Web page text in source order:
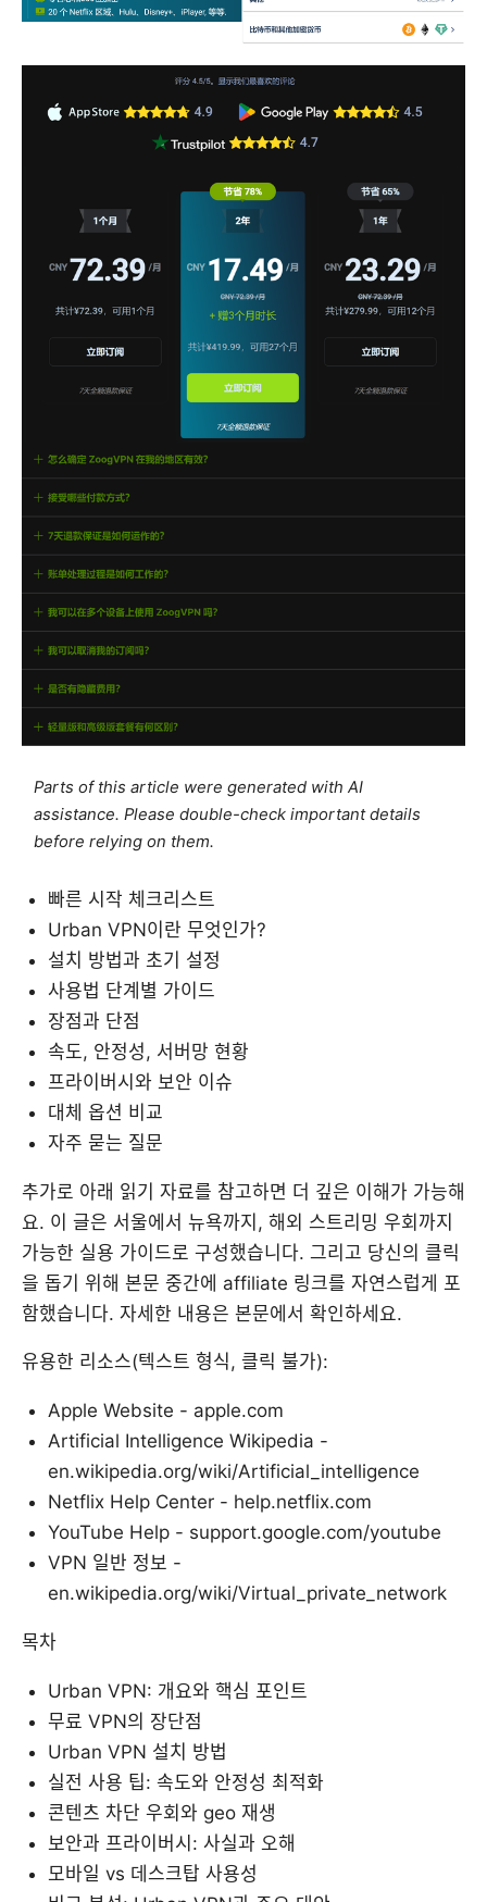
Parts of this article were generated with AI
assistance. Please double-check important details
before relying on them.
빠른 시작 체크리스트
Urban VPN이란 무엇인가?
설치 방법과 초기 설정
사용법 단계별 가이드
장점과 단점
속도, 안정성, 서버망 현황
프라이버시와 보안 이슈
대체 옵션 비교
자주 묻는 질문
추가로 아래 읽기 자료를 참고하면 더 깊은 이해가 가능해
요. 이 글은 서울에서 뉴욕까지, 해외 스트리밍 우회까지
가능한 실용 가이드로 구성했습니다. 그리고 당신의 클릭
을 돕기 위해 본문 중간에 affiliate 링크를 자연스럽게 포
함했습니다. 자세한 내용은 본문에서 확인하세요.
유용한 리소스(텍스트 형식, 클릭 불가):
Apple Website - apple.com
Artificial Intelligence Wikipedia -
en.wikipedia.org/wiki/Artificial_intelligence
Netflix Help Center - help.netflix.com
YouTube Help - support.google.com/youtube
VPN 일반 정보 -
en.wikipedia.org/wiki/Virtual_private_network
목차
Urban VPN: 개요와 핵심 포인트
무료 VPN의 장단점
Urban VPN 설치 방법
실전 사용 팁: 속도와 안정성 최적화
콘텐츠 차단 우회와 geo 재생
보안과 프라이버시: 사실과 오해
모바일 vs 데스크탑 사용성